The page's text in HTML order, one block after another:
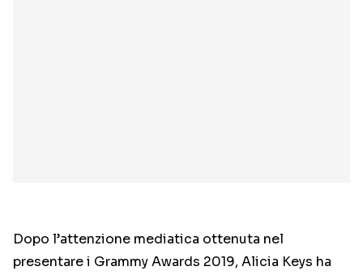
Dopo l’attenzione mediatica ottenuta nel
presentare i Grammy Awards 2019, Alicia Keys ha